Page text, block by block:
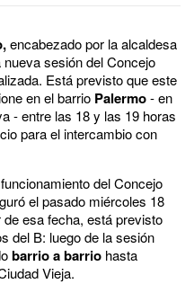
encabezado por la alcaldesa
sesión del Concejo
Está previsto que este
en el barrio Palermo- en
- entre las 18 y las 19 horas
para el intercambio con
del Concejo
el pasado miércoles 18
esa fecha, está previsto
del B: luego de la sesión
barrio a barrio hasta
Vieja.